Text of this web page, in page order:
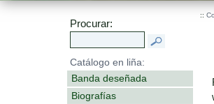
Procurar:
Catálogo en liña:
Banda deseñada
Biografías
::